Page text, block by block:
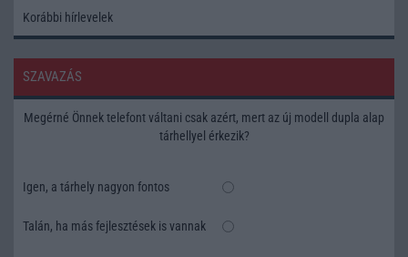
Korábbi hírlevelek
SZAVAZÁS
Megérné Önnek telefont váltani csak azért, mert az új modell dupla alap
tárhellyel érkezik?
Igen, a tárhely nagyon fontos
Talán, ha más fejlesztések is vannak